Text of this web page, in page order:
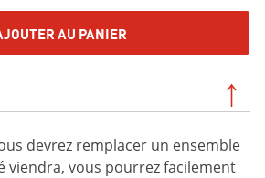
AU PANIER
devrez remplacer un ensemble
viendra, vous pourrez facilement